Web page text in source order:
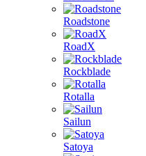
Roadstone
RoadX
Rockblade
Rotalla
Sailun
Satoya